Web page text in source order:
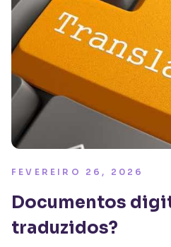
FEVEREIRO 26, 2026
Documentos
traduzidos?